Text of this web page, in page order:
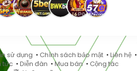
sử dụng • Chính sách bảo mật• Liên hệ•
tức • Diễn đàn •Mua bán• Cộng tác